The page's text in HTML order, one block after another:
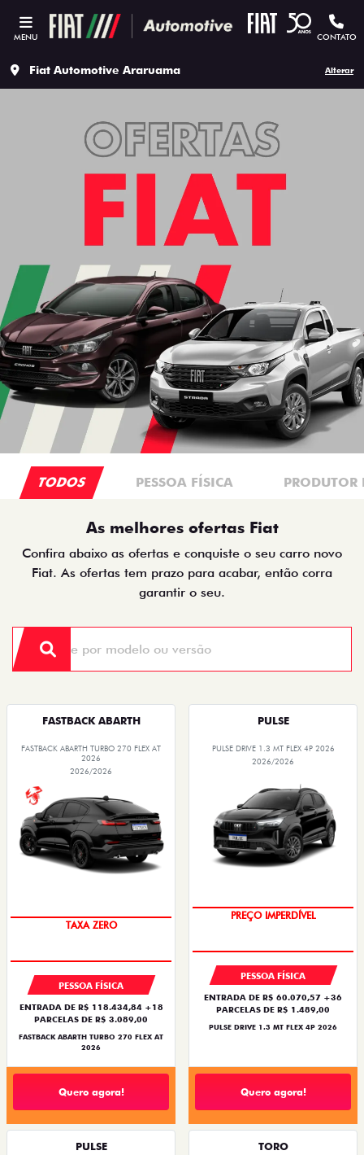
MENU CONTATO
Fiat Automotive Araruama Alterar
TODOS PESSOA FÍSICA PRODUTOR
As melhores ofertas Fiat
Confira abaixo as ofertas e conquiste o seu carro novo
Fiat. As ofertas tem prazo para acabar, então corra
garantir o seu.
FASTBACK ABARTH
FASTBACK ABARTH TURBO 270 FLEX AT
2026
2026/2026
SAIA DE FIAT 0KM
PESSOA FÍSICA
ENTRADA DE R$ 118.434,84 +18
PARCELAS DE R$ 3.089,00
FASTBACK ABARTH TURBO 270 FLEX AT
2026
Quero agora!
PULSE
PULSE DRIVE 1.3 MT FLEX 4P 2026
2026/2026
OPORTUNIDADE
PESSOA FÍSICA
ENTRADA DE R$ 60.070,57 +36
PARCELAS DE R$ 1.489,00
PULSE DRIVE 1.3 MT FLEX 4P 2026
Quero agora!
PULSE TORO